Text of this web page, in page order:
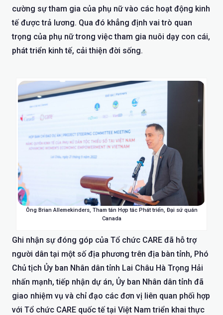
cường sự tham gia của phụ nữ vào các hoạt động kinh
tế được trả lương. Qua đó khẳng định vai trò quan
trọng của phụ nữ trong việc tham gia nuôi dạy con cái,
phát triển kinh tế, cải thiện đời sống.
Ông Brian Allemekinders, Tham tán Hợp tác Phát triển, Đại sứ quán
Canada
Ghi nhận sự đóng góp của Tổ chức CARE đã hỗ trợ
người dân tại một số địa phương trên địa bàn tỉnh, Phó
Chủ tịch Ủy ban Nhân dân tỉnh Lai Châu Hà Trọng Hải
nhấn mạnh, tiếp nhận dự án, Ủy ban Nhân dân tỉnh đã
giao nhiệm vụ và chỉ đạo các đơn vị liên quan phối hợp
với Tổ chức CARE quốc tế tại Việt Nam triển khai thực